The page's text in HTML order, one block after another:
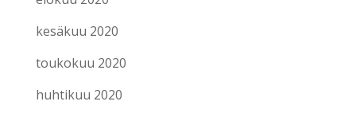
kesäkuu 2020
toukokuu 2020
huhtikuu 2020